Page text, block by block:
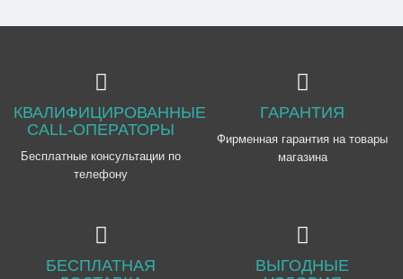
КВАЛИФИЦИРОВАННЫЕ
CALL-ОПЕРАТОРЫ
Бесплатные консультации по
телефону
ГАРАНТИЯ
Фирменная гарантия на товары
магазина
БЕСПЛАТНАЯ
ВЫГОДНЫЕ